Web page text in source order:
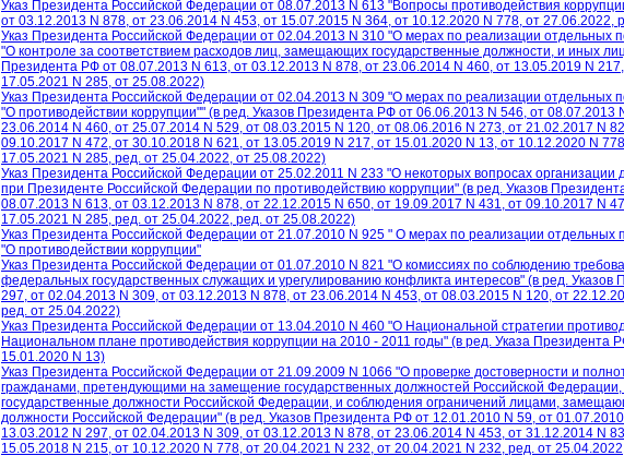
Указ Президента Российской Федерации от 08.07.2013 N 613 "Вопросы противодействия
от 03.12.2013 N 878, от 23.06.2014 N 453, от 15.07.2015 N 364, от 10.12.2020 N 778, от 27.06.2022,
Указ Президента Российской Федерации от 02.04.2013 N 310 "О мерах по реализации отдельных
"О контроле за соответствием расходов лиц, замещающих государственные должности, и иных
Президента РФ от 08.07.2013 N 613, от 03.12.2013 N 878, от 23.06.2014 N 460, от 13.05.2019 N
17.05.2021 N 285, от 25.08.2022)
Указ Президента Российской Федерации от 02.04.2013 N 309 "О мерах по реализации отдельных
"О противодействии коррупции"" (в ред. Указов Президента РФ от 06.06.2013 N 546, от 08.07.2013
23.06.2014 N 460, от 25.07.2014 N 529, от 08.03.2015 N 120, от 08.06.2016 N 273, от 21.02.2017 N
09.10.2017 N 472, от 30.10.2018 N 621, от 13.05.2019 N 217, от 15.01.2020 N 13, от 10.12.2020 N
17.05.2021 N 285, ред. от 25.04.2022, от 25.08.2022)
Указ Президента Российской Федерации от 25.02.2011 N 233 "О некоторых вопросах организации
при Президенте Российской Федерации по противодействию коррупции" (в ред. Указов
08.07.2013 N 613, от 03.12.2013 N 878, от 22.12.2015 N 650, от 19.09.2017 N 431, от 09.10.2017 N
17.05.2021 N 285, ред. от 25.04.2022, ред. от 25.08.2022)
Указ Президента Российской Федерации от 21.07.2010 N 925 " О мерах по реализации отдельных
"О противодействии коррупции"
Указ Президента Российской Федерации от 01.07.2010 N 821 "О комиссиях по соблюдению
федеральных государственных служащих и урегулированию конфликта интересов" (в ред. Указов
297, от 02.04.2013 N 309, от 03.12.2013 N 878, от 23.06.2014 N 453, от 08.03.2015 N 120, от
ред. от 25.04.2022)
Указ Президента Российской Федерации от 13.04.2010 N 460 "О Национальной стратегии
Национальном плане противодействия коррупции на 2010 - 2011 годы" (в ред. Указа Президента
15.01.2020 N 13)
Указ Президента Российской Федерации от 21.09.2009 N 1066 "О проверке достоверности и
гражданами, претендующими на замещение государственных должностей Российской
государственные должности Российской Федерации, и соблюдения ограничений лицами,
должности Российской Федерации" (в ред. Указов Президента РФ от 12.01.2010 N 59, от
13.03.2012 N 297, от 02.04.2013 N 309, от 03.12.2013 N 878, от 23.06.2014 N 453, от 31.12.2014 N
15.05.2018 N 215, от 10.12.2020 N 778, от 20.04.2021 N 232, от 20.04.2021 N 232, ред. от